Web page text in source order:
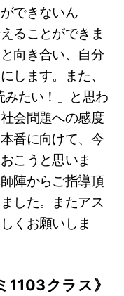
できないん
ることができま
向き合い、自分
します。また、
みたい！」と思わ
会問題への感度
番に向けて、今
こうと思いま
陣からご指導頂
した。またアス
くお願いしま
1103クラス》